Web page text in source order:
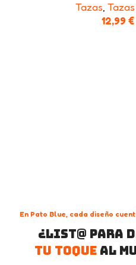
Tazas,
12,99 €
En Pato Blue, cada diseño
¿List@ para
tu toqueal